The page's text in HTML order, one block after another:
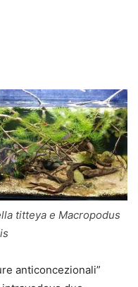
titteya e Macropodus
anticoncezionali”